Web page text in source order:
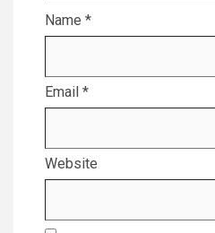
Name *
Email *
Website